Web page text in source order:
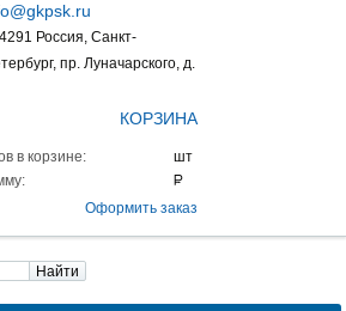
Россия, Санкт-
пр. Луначарского, д.
КОРЗИНА
в корзине:
Оформить заказ
Найти